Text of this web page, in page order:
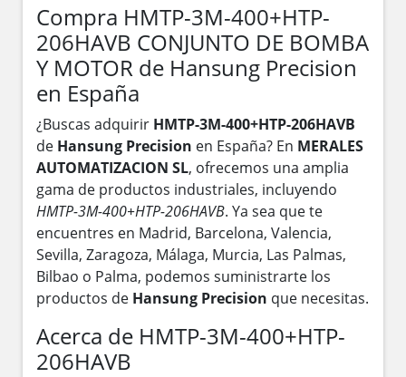
Compra HMTP-3M-400+HTP-
206HAVB CONJUNTO DE BOMBA
Y MOTOR de Hansung Precision
en España
¿Buscas adquirir HMTP-3M-400+HTP-206HAVB
de Hansung Precision en España? En MERALES
AUTOMATIZACION SL, ofrecemos una amplia
gama de productos industriales, incluyendo
HMTP-3M-400+HTP-206HAVB. Ya sea que te
encuentres en Madrid, Barcelona, Valencia,
Sevilla, Zaragoza, Málaga, Murcia, Las Palmas,
Bilbao o Palma, podemos suministrarte los
productos de Hansung Precision que necesitas.
Acerca de HMTP-3M-400+HTP-
206HAVB